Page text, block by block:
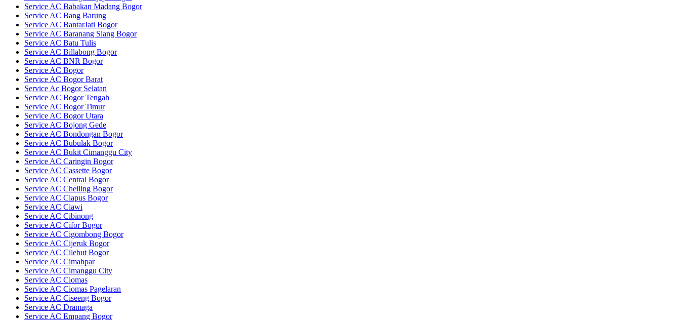
Service AC Babakan Madang Bogor
Service AC Bang Barung
Service AC BantarJati Bogor
Service AC Baranang Siang Bogor
Service AC Batu Tulis
Service AC Billabong Bogor
Service AC BNR Bogor
Service AC Bogor
Service AC Bogor Barat
Service Ac Bogor Selatan
Service AC Bogor Tengah
Service AC Bogor Timur
Service AC Bogor Utara
Service AC Bojong Gede
Service AC Bondongan Bogor
Service AC Bubulak Bogor
Service AC Bukit Cimanggu City
Service AC Caringin Bogor
Service AC Cassette Bogor
Service AC Central Bogor
Service AC Cheiling Bogor
Service AC Ciapus Bogor
Service AC Ciawi
Service AC Cibinong
Service AC Cifor Bogor
Service AC Cigombong Bogor
Service AC Cijeruk Bogor
Service AC Cilebut Bogor
Service AC Cimahpar
Service AC Cimanggu City
Service AC Ciomas
Service AC Ciomas Pagelaran
Service AC Ciseeng Bogor
Service AC Dramaga
Service AC Empang Bogor